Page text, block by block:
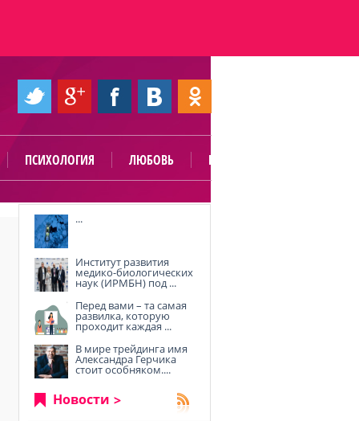
ПСИХОЛОГИЯ ЛЮБОВЬ ПОЛЕЗНО
...
Институт развития
медико-биологических
наук (ИРМБН) под ...
Перед вами – та самая
развилка, которую
проходит каждая ...
В мире трейдинга имя
Александра Герчика
стоит особняком....
Новости